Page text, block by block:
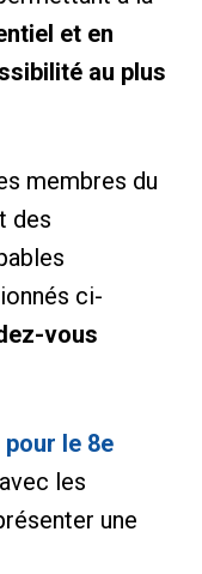
et en
au plus
membres du
des
ci-
vous
le 8e
les
une